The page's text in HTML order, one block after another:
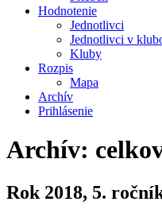
Hodnotenie
Jednotlivci
Jednotlivci v
Kluby
Rozpis
Mapa
Archív
Prihlásenie
Archív:
Rok 2018, 5.